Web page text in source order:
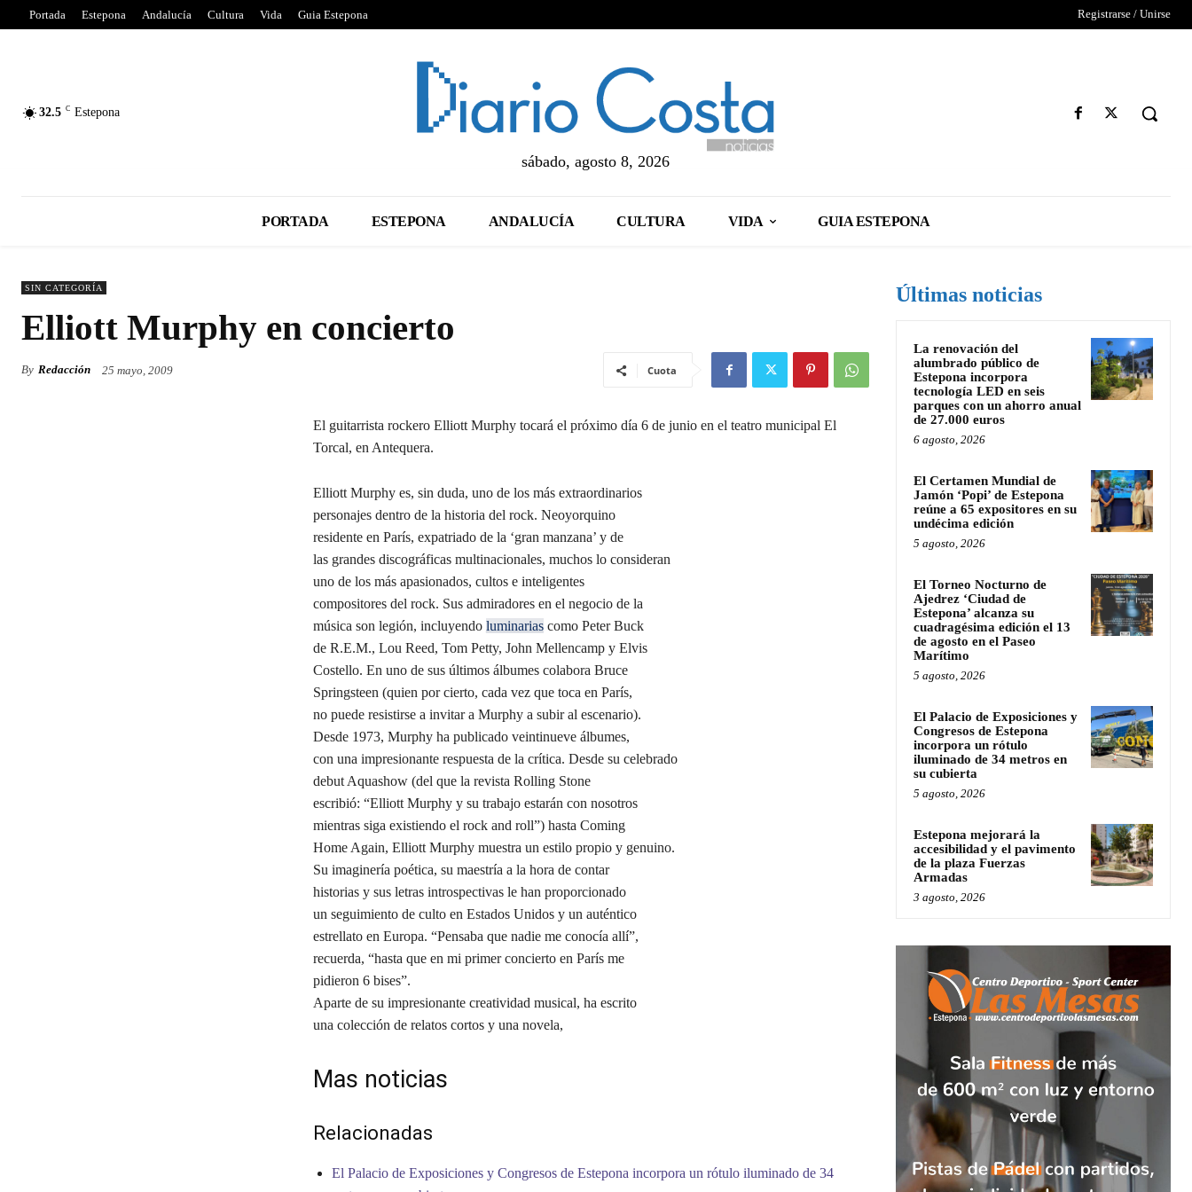
Portada Estepona Andalucía Cultura Vida Guia Estepona Registrarse / Unirse
32.5 C Estepona
sábado, agosto 8, 2026
PORTADA ESTEPONA ANDALUCÍA CULTURA VIDA GUIA ESTEPONA
SIN CATEGORÍA
Elliott Murphy en concierto
By Redacción 25 mayo, 2009 Cuota
El guitarrista rockero Elliott Murphy tocará el próximo día 6 de junio en el teatro municipal El
Torcal, en Antequera.
Elliott Murphy es, sin duda, uno de los más extraordinarios
personajes dentro de la historia del rock. Neoyorquino
residente en París, expatriado de la ‘gran manzana’ y de
las grandes discográficas multinacionales, muchos lo consideran
uno de los más apasionados, cultos e inteligentes
compositores del rock. Sus admiradores en el negocio de la
música son legión, incluyendo luminariascomo Peter Buck
de R.E.M., Lou Reed, Tom Petty, John Mellencamp y Elvis
Costello. En uno de sus últimos álbumes colabora Bruce
Springsteen (quien por cierto, cada vez que toca en París,
no puede resistirse a invitar a Murphy a subir al escenario).
Desde 1973, Murphy ha publicado veintinueve álbumes,
con una impresionante respuesta de la crítica. Desde su celebrado
debut Aquashow (del que la revista Rolling Stone
escribió: “Elliott Murphy y su trabajo estarán con nosotros
mientras siga existiendo el rock and roll”) hasta Coming
Home Again, Elliott Murphy muestra un estilo propio y genuino.
Su imaginería poética, su maestría a la hora de contar
historias y sus letras introspectivas le han proporcionado
un seguimiento de culto en Estados Unidos y un auténtico
estrellato en Europa. “Pensaba que nadie me conocía allí”,
recuerda, “hasta que en mi primer concierto en París me
pidieron 6 bises”.
Aparte de su impresionante creatividad musical, ha escrito
una colección de relatos cortos y una novela,
Mas noticias
Relacionadas
El Palacio de Exposiciones y Congresos de Estepona incorpora un rótulo iluminado de 34
Últimas noticias
La renovación del
alumbrado público de
Estepona incorpora
tecnología LED en seis
parques con un ahorro anual
de 27.000 euros
6 agosto, 2026
El Certamen Mundial de
Jamón ‘Popi’ de Estepona
reúne a 65 expositores en su
undécima edición
5 agosto, 2026
El Torneo Nocturno de
Ajedrez ‘Ciudad de
Estepona’ alcanza su
cuadragésima edición el 13
de agosto en el Paseo
Marítimo
5 agosto, 2026
El Palacio de Exposiciones y
Congresos de Estepona
incorpora un rótulo
iluminado de 34 metros en
su cubierta
5 agosto, 2026
Estepona mejorará la
accesibilidad y el pavimento
de la plaza Fuerzas
Armadas
3 agosto, 2026